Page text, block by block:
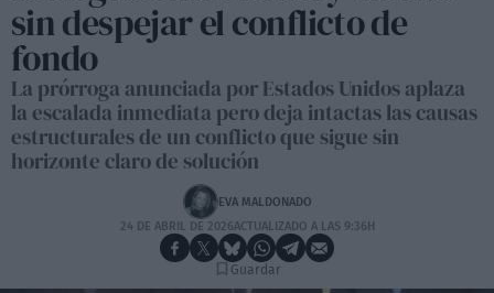
sin despejar el conflicto de
fondo
La prórroga anunciada por Estados Unidos aplaza
la escalada inmediata pero deja intactas las causas
estructurales de un conflicto que sigue sin
horizonte claro de solución
EVA MALDONADO
24 DE ABRIL DE 2026ACTUALIZADO A LAS 9:36H
Guardar